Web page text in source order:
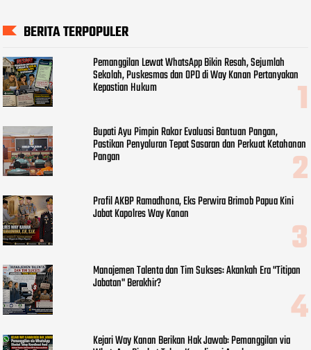
BERITA TERPOPULER
Pemanggilan Lewat WhatsApp Bikin Resah, Sejumlah
Sekolah, Puskesmas dan OPD di Way Kanan Pertanyakan
Kepastian Hukum
Bupati Ayu Pimpin Rakor Evaluasi Bantuan Pangan,
Pastikan Penyaluran Tepat Sasaran dan Perkuat Ketahanan
Pangan
Profil AKBP Ramadhona, Eks Perwira Brimob Papua Kini
Jabat Kapolres Way Kanan
Manajemen Talenta dan Tim Sukses: Akankah Era "Titipan
Jabatan" Berakhir?
Kejari Way Kanan Berikan Hak Jawab: Pemanggilan via